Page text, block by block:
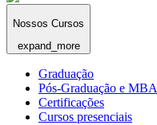
Nossos Cursos
expand_more
Graduação
Pós-Graduação e MBA
Certificações
Cursos presenciais